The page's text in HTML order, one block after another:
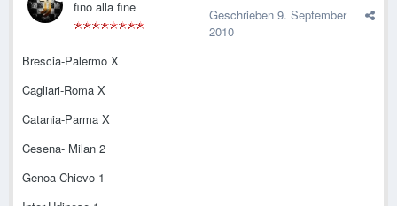
fino alla fine Geschrieben 9. September
2010
Brescia-Palermo X
Cagliari-Roma X
Catania-Parma X
Cesena- Milan 2
Genoa-Chievo 1